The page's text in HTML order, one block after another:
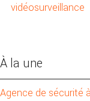
vidéosurveillance
À la une
Agence de sécurité